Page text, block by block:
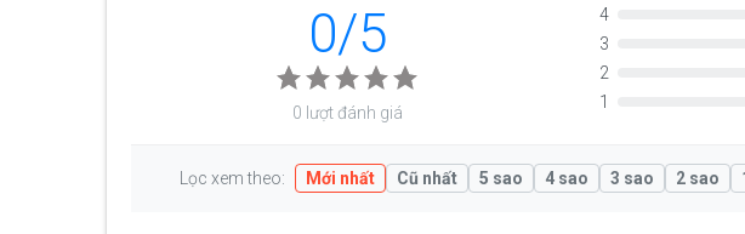
0/5
0 lượt đánh giá
4
3
2
1
Lọc xem theo: Mới nhất Cũ nhất 5 sao 4 sao 3 sao 2 sao